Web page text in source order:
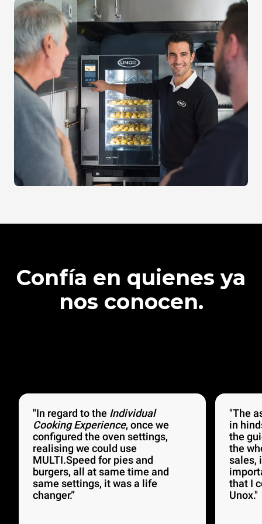
Confía en quienes ya
nos conocen.
"In regard to the Individual
Cooking Experience, once we
configured the oven settings,
realising we could use
MULTI.Speed for pies and
burgers, all at same time and
same settings, it was a life
changer.”
"The
in
the
the
sales,
that I
Unox."